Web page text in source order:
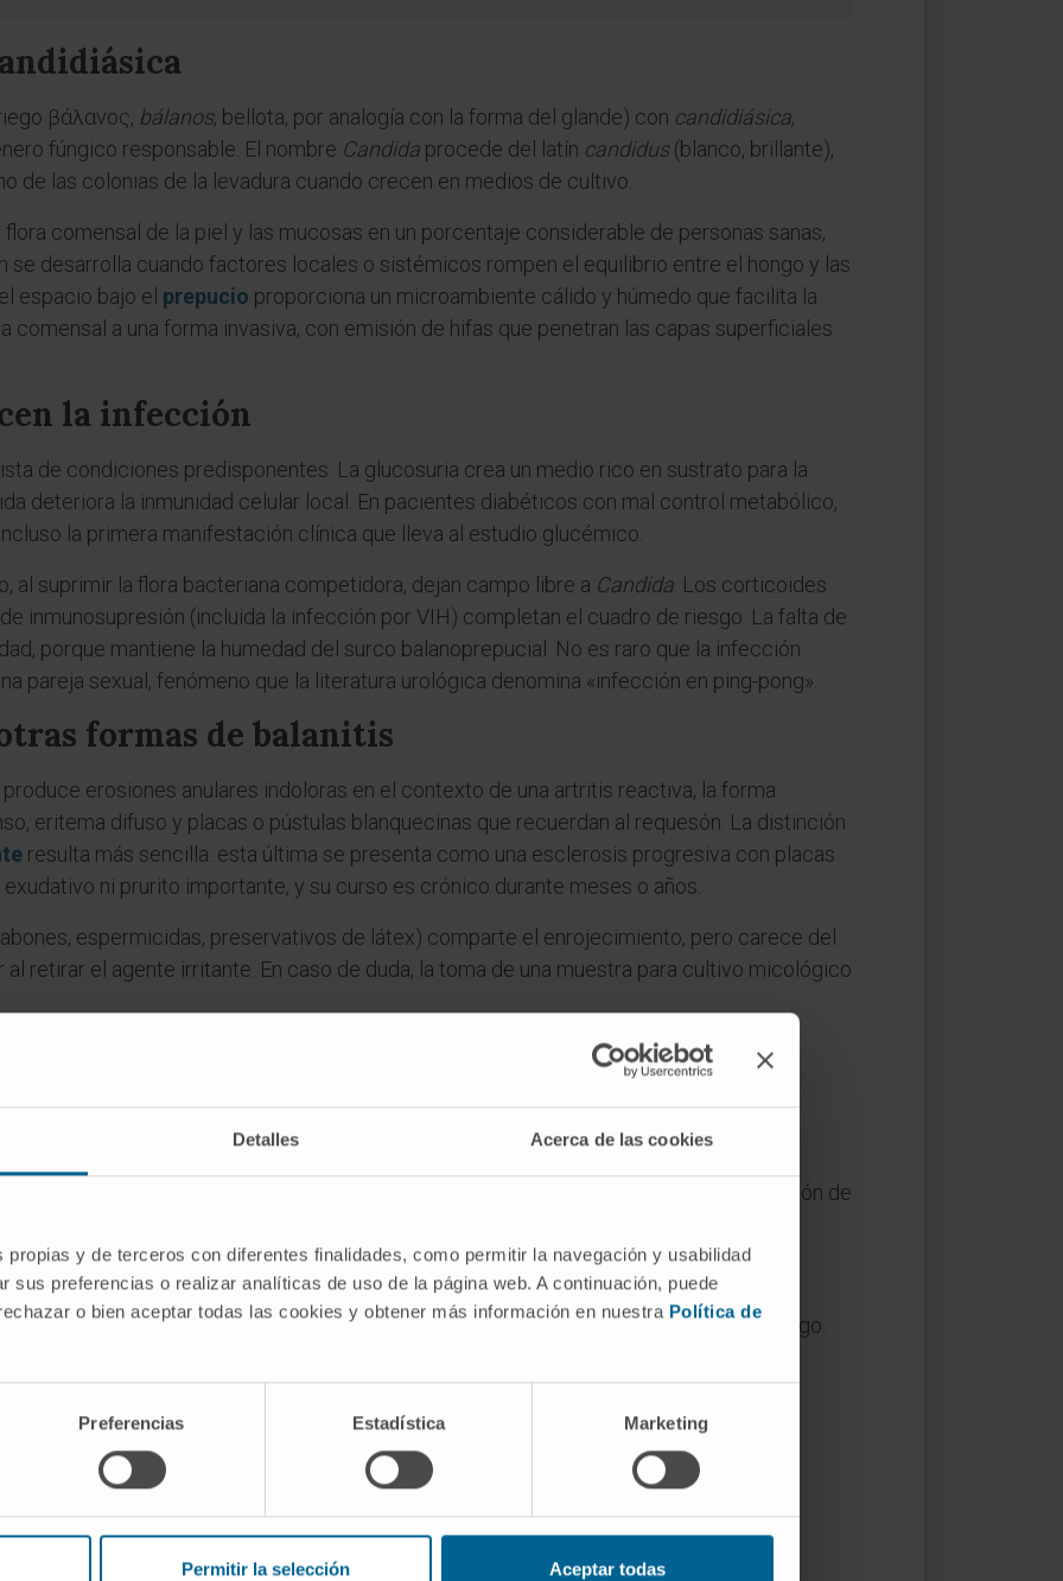
Detalles Acerca de las cookies
propias y de terceros con diferentes finalidades, como permitir la navegación y usabilidad
sus preferencias o realizar analíticas de uso de la página web. A continuación, puede
o bien aceptar todas las cookies y obtener más información en nuestra Política de
Preferencias Estadística Marketing
Permitir la selección Aceptar todas
βάλανος, bálanos, bellota, por analogía con la forma del glande) con candidiásica,
fúngico responsable. El nombre Candida procede del latín candidus(blanco, brillante),
de las colonias de la levadura cuando crecen en medios de cultivo.
comensal de la piel y las mucosas en un porcentaje considerable de personas sanas,
se desarrolla cuando factores locales o sistémicos rompen el equilibrio entre el hongo y las
espacio bajo el prepucio proporciona un microambiente cálido y húmedo que facilita la
comensal a una forma invasiva, con emisión de hifas que penetran las capas superficiales
la infección
de condiciones predisponentes. La glucosuria crea un medio rico en sustrato para la
deteriora la inmunidad celular local. En pacientes diabéticos con mal control metabólico,
la primera manifestación clínica que lleva al estudio glucémico.
al suprimir la flora bacteriana competidora, dejan campo libre a Candida . Los corticoides
inmunosupresión (incluida la infección por VIH) completan el cuadro de riesgo. La falta de
porque mantiene la humedad del surco balanoprepucial. No es raro que la infección
pareja sexual, fenómeno que la literatura urológica denomina «infección en ping-pong».
formas de balanitis
produce erosiones anulares indoloras en el contexto de una artritis reactiva, la forma
eritema difuso y placas o pústulas blanquecinas que recuerdan al requesón. La distinción
resulta más sencilla: esta última se presenta como una esclerosis progresiva con placas
ni prurito importante, y su curso es crónico durante meses o años.
espermicidas, preservativos de látex) comparte el enrojecimiento, pero carece del
retirar el agente irritante. En caso de duda, la toma de una muestra para cultivo micológico
una infección de transmisión sexual?
simplemente por desequilibrio de la flora local. Por eso no se clasifica como infección de
aunque la transmisión entre parejas es un hecho documentado.
circuncidados?
elimina el espacio subprepucial, que es el nicho ecológico principal del hongo.
descompensada o inmunosupresión puede desarrollarla igualmente.
candidiasis vaginal?
, provoca ambas. En parejas heterosexuales no es infrecuente que coexistan los dos
se abordan ambos simultáneamente. En lacandidiasis mucocutánea crónica
infecciones porCandidarecurrentes afectan a múltiples mucosas, incluida la genital.